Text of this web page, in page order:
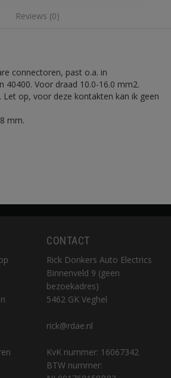
Reviews (0)
connectoren, past o.a. in
40400. Voor draad 10.0-16.0 mm2.
Let op, voor deze kontakten kan ik geen
mm.
CONTACT
Rick Donkers Auto Electrics
Binnenveld 9 (geen
bezoekadres)
5462 GK Veghel
rick@rdae.nl
KvK nummer: 16067342
BTW nummer: